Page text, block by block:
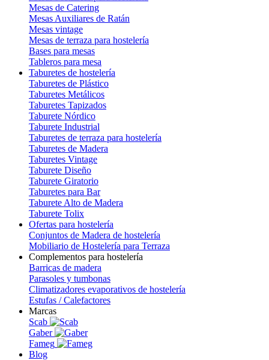
Mesas de Catering
Mesas Auxiliares de Ratán
Mesas vintage
Mesas de terraza para hostelería
Bases para mesas
Tableros para mesa
Taburetes de hostelería
Taburetes de Plástico
Taburetes Metálicos
Taburetes Tapizados
Taburete Nórdico
Taburete Industrial
Taburetes de terraza para hostelería
Taburetes de Madera
Taburetes Vintage
Taburete Diseño
Taburete Giratorio
Taburetes para Bar
Taburete Alto de Madera
Taburete Tolix
Ofertas para hostelería
Conjuntos de Madera de hostelería
Mobiliario de Hostelería para Terraza
Complementos para hostelería
Barricas de madera
Parasoles y tumbonas
Climatizadores evaporativos de hostelería
Estufas / Calefactores
Marcas
Scab
Gaber
Fameg
Blog